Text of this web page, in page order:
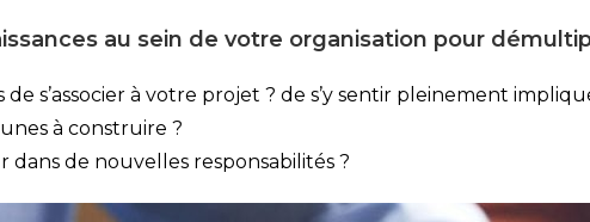
au sein de votre organisation pour
s’associer à votre projet ? de s’y sentir pleinement
à construire ?
de nouvelles responsabilités ?